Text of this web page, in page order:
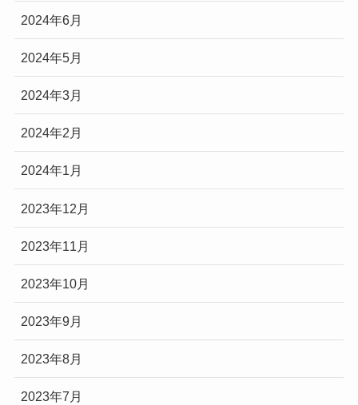
2024年6月
2024年5月
2024年3月
2024年2月
2024年1月
2023年12月
2023年11月
2023年10月
2023年9月
2023年8月
2023年7月